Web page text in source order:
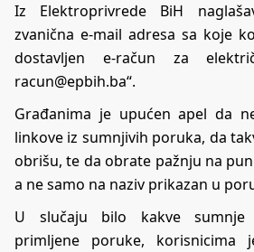
Iz Elektroprivrede BiH
zvanična e-mail adresa sa koje
dostavljen e-račun za
racun@epbih.ba“.
Građanima je upućen apel da
linkove iz sumnjivih poruka, da
obrišu, te da obrate pažnju na
a ne samo na naziv prikazan u
U slučaju bilo kakve sumnje
primljene poruke, korisnicima